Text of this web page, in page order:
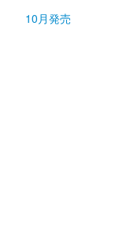
10月発売